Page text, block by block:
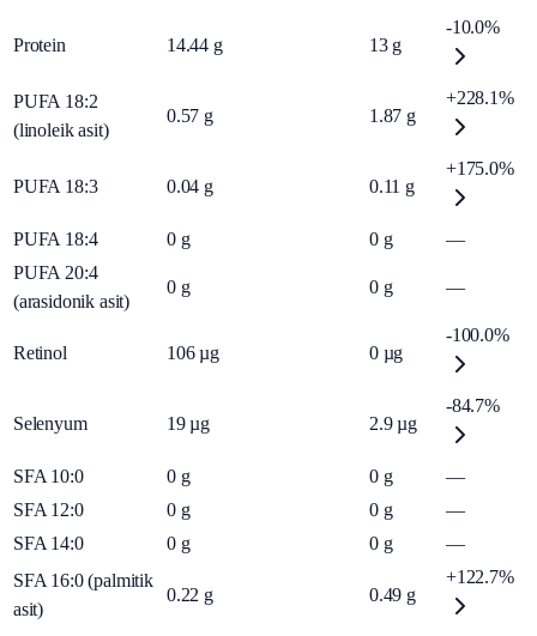
Protein 14.44 g 13 g
-10.0%
PUFA 18:2
(linoleik asit)
0.57 g 1.87 g
+228.1%
PUFA 18:3 0.04 g 0.11 g
+175.0%
PUFA 18:4 0 g 0 g
—
PUFA 20:4
(arasidonik asit)
0 g 0 g —
Retinol 106 µg 0 µg
-100.0%
Selenyum 19 µg 2.9 µg
-84.7%
SFA 10:0 0 g 0 g
—
SFA 12:0
0 g 0 g
—
SFA 14:0
0 g 0 g
—
SFA 16:0 (palmitik
asit)
0.22 g 0.49 g
+122.7%